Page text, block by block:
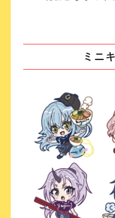
ミニ